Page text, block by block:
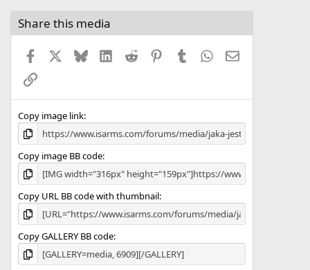
Share this media
Facebook BlueskyLinkedIn
Reddit PinterestTumblr WhatsApp
Email
Link
Copy image link
Copy image BB code
Copy URL BB code with thumbnail
Copy GALLERY BB code